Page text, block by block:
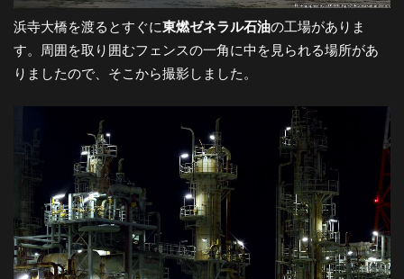
浜寺大橋を渡るとすぐに東燃ゼネラル石油の工場がありま
す。周囲を取り囲むフェンスの一角に中を見られる場所があ
りましたので、そこから撮影しました。